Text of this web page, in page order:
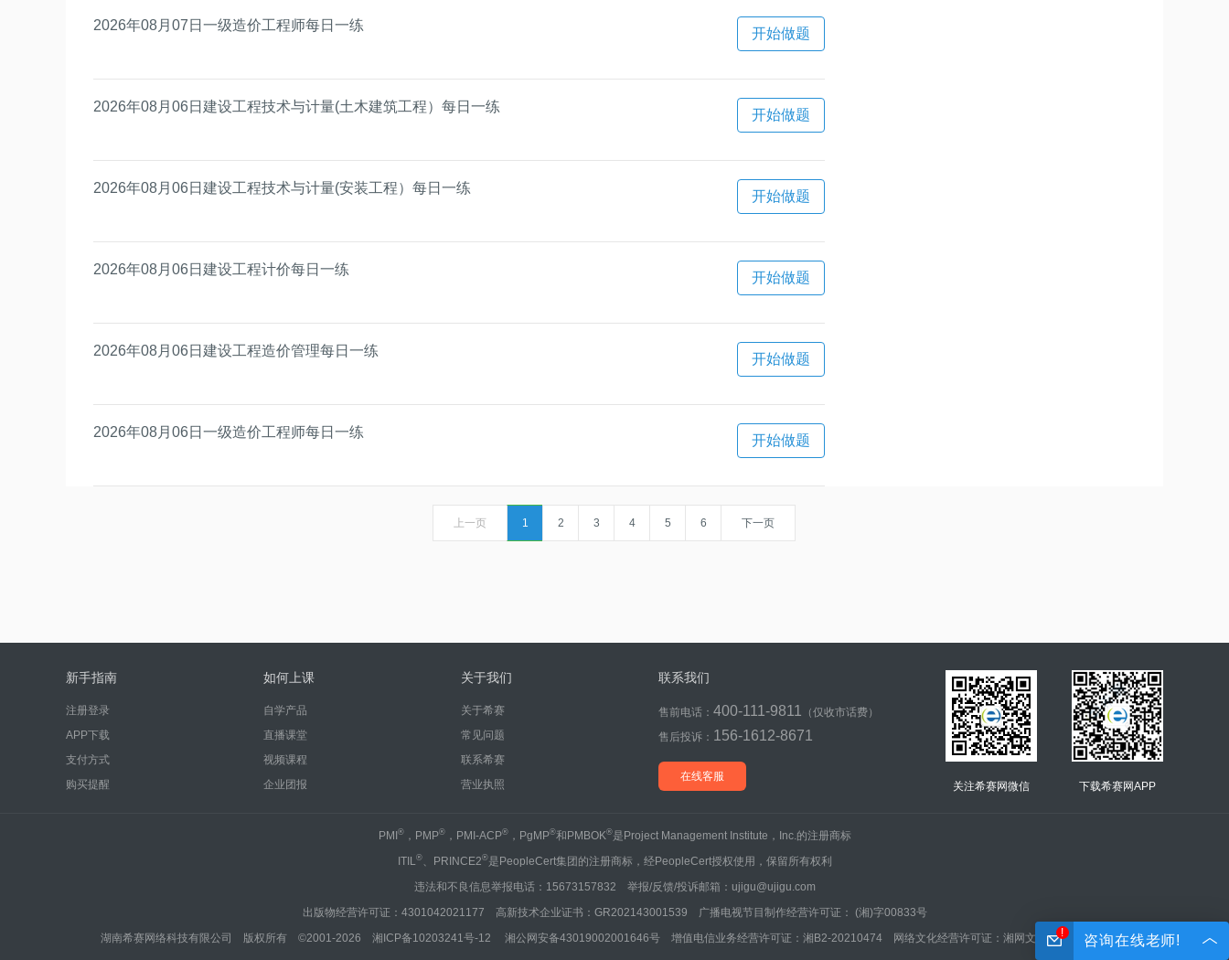
2026年08月07日一级造价工程师每日一练
开始做题
2026年08月06日建设工程技术与计量(土木建筑工程）每日一练
开始做题
2026年08月06日建设工程技术与计量(安装工程）每日一练
开始做题
2026年08月06日建设工程计价每日一练
开始做题
2026年08月06日建设工程造价管理每日一练
开始做题
2026年08月06日一级造价工程师每日一练
开始做题
上一页 1 2 3 4 5 6 下一页
新手指南
注册登录
APP下载
支付方式
购买提醒
如何上课
自学产品
直播课堂
视频课程
企业团报
关于我们
关于希赛
常见问题
联系希赛
营业执照
联系我们
售前电话： 400-111-9811
（仅收市话费）
售后投诉： 156-1612-8671
在线客服
关注希赛网微信 下载希赛网APP
PMI®，PMP®，PMI-ACP®，PgMP®和PMBOK®是Project Management Institute，Inc.的注册商标
ITIL®、PRINCE2®是PeopleCert集团的注册商标，经PeopleCert授权使用，保留所有权利
违法和不良信息举报电话：15673157832 举报/反馈/投诉邮箱：ujigu@ujigu.com
出版物经营许可证：4301042021177 高新技术企业证书：GR202143001539 广播电视节目制作经营许可证： (湘)字00833号
湖南希赛网络科技有限公司 版权所有 ©2001-2026 湘ICP备10203241号-12 湘公网安备43019002001646号 增值电信业务经营许可证：湘B2-20210474 网络文化经营许可证：湘网文(2022)0042-005号
! 咨询在线老师!